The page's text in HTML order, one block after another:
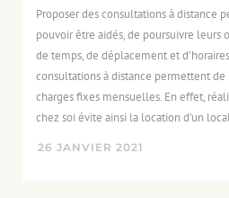
Proposer des consultations à distance
pouvoir être aidés, de poursuivre leurs
de temps, de déplacement et
consultations à distance permettent
charges fixes mensuelles. En effet,
chez soi évite ainsi la location d’un
26 JANVIER 2021